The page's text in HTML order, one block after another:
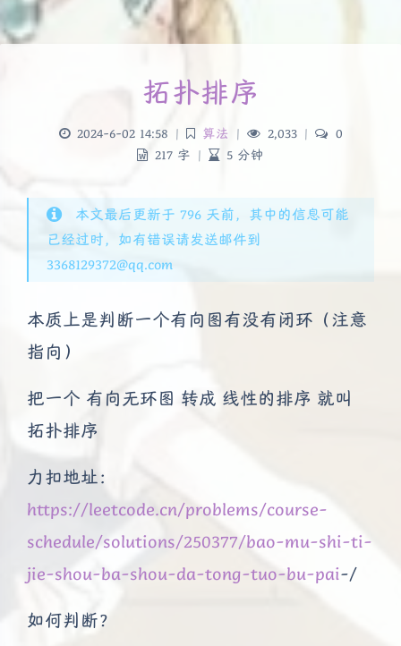
拓扑排序
2024-6-02 14:58 | 算法 | 2,033 |
0
217 字 | 5 分钟
本文最后更新于 796 天前，其中的信息可能
已经过时，如有错误请发送邮件到
3368129372@qq.com
本质上是判断一个有向图有没有闭环（注意
指向）
把一个 有向无环图 转成 线性的排序 就叫
拓扑排序
力扣地址：
https://leetcode.cn/problems/course-
schedule/solutions/250377/bao-mu-shi-ti-
jie-shou-ba-shou-da-tong-tuo-bu-pai-/
如何判断？